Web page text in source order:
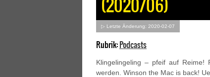
(2020/06)
▷ Letzte Änderung: 2020-02-07
Rubrik:Podcasts
Klingelingeling – pfeif auf
werden. Winson the Mac is back!